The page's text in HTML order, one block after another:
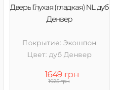
Дверь Глухая (гладкая) NL дуб
Денвер
Покрытие: Экошпон
Цвет: дуб Денвер
1649 грн
1925 грн